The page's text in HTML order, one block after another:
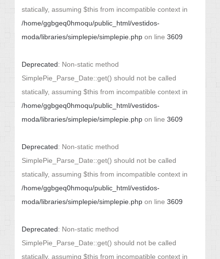
statically, assuming $this from incompatible context in
/home/ggbgeq0hmoqu/public_html/vestidos-
moda/libraries/simplepie/simplepie.php on line 3609
Deprecated: Non-static method
SimplePie_Parse_Date::get() should not be called
statically, assuming $this from incompatible context in
/home/ggbgeq0hmoqu/public_html/vestidos-
moda/libraries/simplepie/simplepie.php on line 3609
Deprecated: Non-static method
SimplePie_Parse_Date::get() should not be called
statically, assuming $this from incompatible context in
/home/ggbgeq0hmoqu/public_html/vestidos-
moda/libraries/simplepie/simplepie.php on line 3609
Deprecated: Non-static method
SimplePie_Parse_Date::get() should not be called
statically, assuming $this from incompatible context in